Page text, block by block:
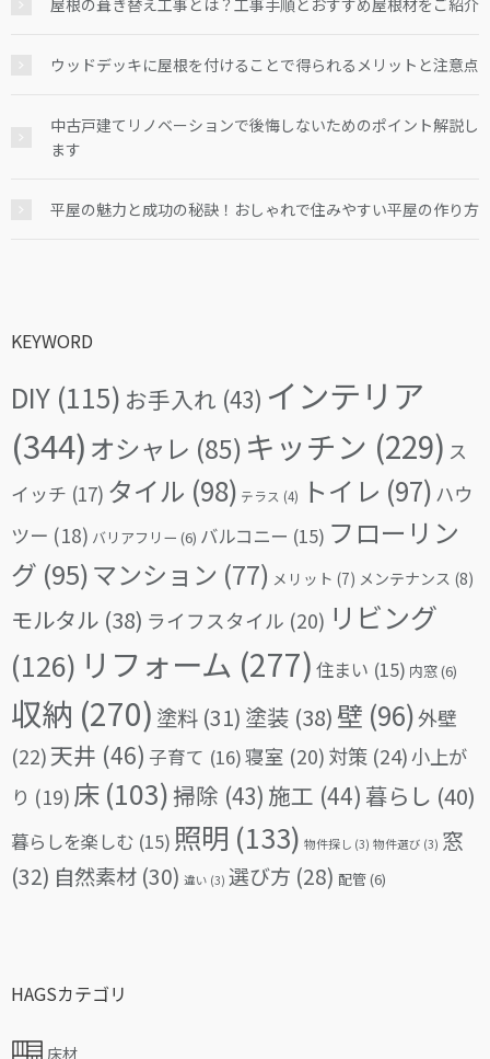
ウッドデッキに屋根を付けることで得られるメリットと注意点
中古戸建てリノベーションで後悔しないためのポイント解説し
ます
平屋の魅力と成功の秘訣！おしゃれで住みやすい平屋の作り方
KEYWORD
DIY (115) お手入れ (43) インテリア
(344) オシャレ (85) キッチン (229) ス
イッチ (17) タイル (98) テラス (4) トイレ (97) ハウ
ツー (18) バリアフリー (6) バルコニー (15) フローリン
グ (95)マンション (77) メリット (7) メンテナンス (8)
モルタル (38) ライフスタイル (20) リビング
(126) リフォーム (277) 住まい (15) 内窓(6)
収納 (270) 塗料 (31) 塗装 (38) 壁 (96)外壁
(22)天井 (46) 子育て (16)寝室 (20) 対策 (24)小上が
り (19) 床 (103)掃除 (43) 施工 (44) 暮らし (40)
暮らしを楽しむ (15) 照明 (133) 物件探し (3) 物件選び (3) 窓
(32) 自然素材 (30) 違い (3) 選び方 (28) 配管(6)
HAGSカテゴリ
床材